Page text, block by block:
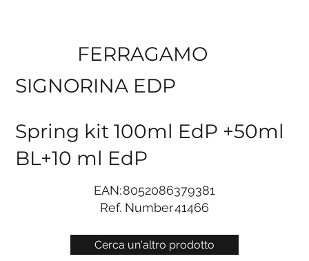
Cerca un'altro prodotto
FERRAGAMO
SIGNORINA EDP
Spring kit 100ml EdP +50ml
BL+10 ml EdP
EAN:8052086379381
Ref. Number41466